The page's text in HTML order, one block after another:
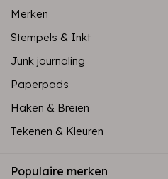
Merken
Stempels & Inkt
Junk journaling
Paperpads
Haken & Breien
Tekenen & Kleuren
Populaire merken